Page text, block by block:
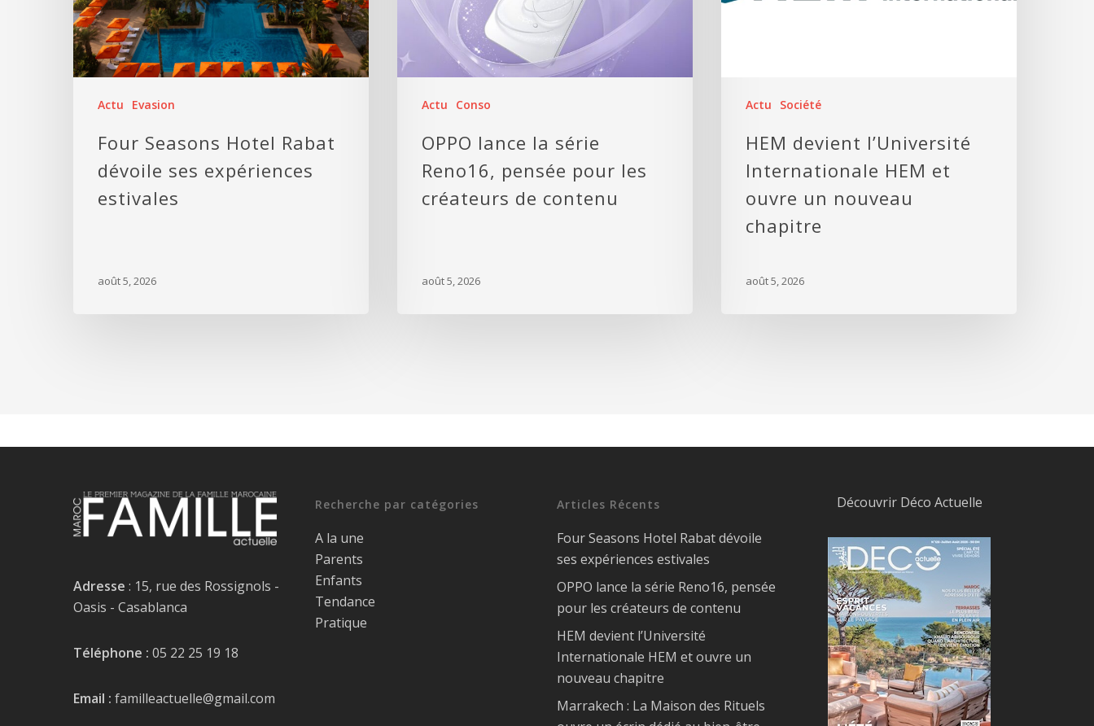
Actu Evasion
Four Seasons Hotel Rabat
dévoile ses expériences
estivales
août 5, 2026
Actu Conso
OPPO lance la série
Reno16, pensée pour les
créateurs de contenu
août 5, 2026
Actu Société
HEM devient l’Université
Internationale HEM et
ouvre un nouveau
chapitre
août 5, 2026
Adresse : 15, rue des Rossignols -
Oasis - Casablanca
Téléphone : 05 22 25 19 18
Email : familleactuelle@gmail.com
Recherche par catégories
A la une
Parents
Enfants
Tendance
Pratique
Articles Récents
Four Seasons Hotel Rabat dévoile
ses expériences estivales
OPPO lance la série Reno16, pensée
pour les créateurs de contenu
HEM devient l’Université
Internationale HEM et ouvre un
nouveau chapitre
Marrakech : La Maison des Rituels
Découvrir Déco Actuelle